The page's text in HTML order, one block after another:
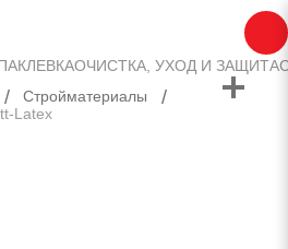
ОЧИСТКА, УХОД И ЗАЩИТА
Стройматериалы
Latex